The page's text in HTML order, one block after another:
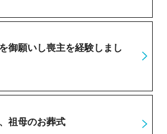
御願いし喪主を経験しまし
祖母のお葬式